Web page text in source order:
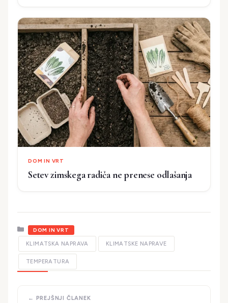
DOM IN VRT
Setev zimskega radiča ne prenese odlašanja
Kategorije
DOM IN VRT
KLIMATSKA NAPRAVA KLIMATSKE NAPRAVE
TEMPERATURA